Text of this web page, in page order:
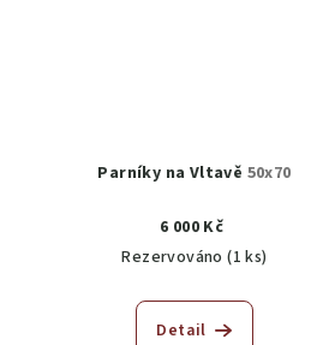
Parníky na Vltavě 50x70
6 000 Kč
Rezervováno(1 ks)
Detail